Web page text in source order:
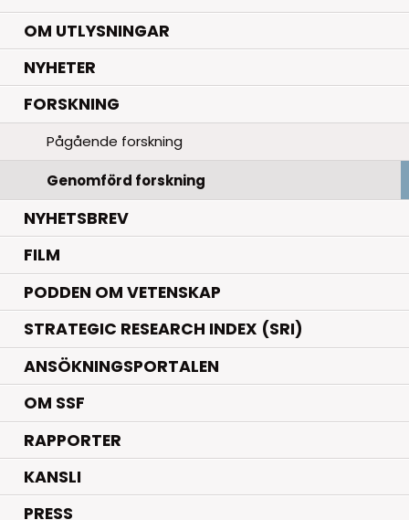
OM UTLYSNINGAR
NYHETER.
FORSKNING.
Pågående forskning
Genomförd forskning
NYHETSBREV
FILM
PODDEN OM VETENSKAP
STRATEGIC RESEARCH INDEX (SRI)
ANSÖKNINGSPORTALEN
OM SSF
RAPPORTER
KANSLI
PRESS